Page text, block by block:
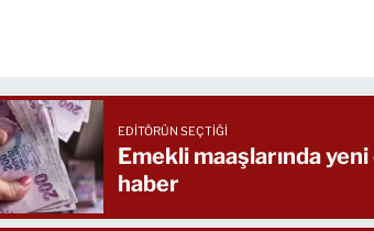
EDITÖRÜN SEÇTIĞI
Emekli maaşlarında
haber